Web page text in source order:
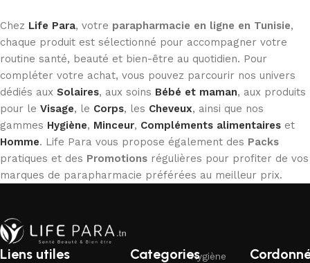
Chez Life Para, votre parapharmacie en ligne en Tunisie,
chaque produit est sélectionné pour accompagner votre
routine santé, beauté et bien-être au quotidien. Pour
compléter votre achat, vous pouvez parcourir nos univers
dédiés aux Solaires, aux soins Bébé et maman, aux produits
pour le Visage, le Corps, les Cheveux, ainsi que nos
gammes Hygiène, Minceur, Compléments alimentaires et
Homme. Life Para vous propose également des Packs
pratiques et des Promotions régulières pour profiter de vos
marques de parapharmacie préférées au meilleur prix.
Liens utiles CategoriesHygiène